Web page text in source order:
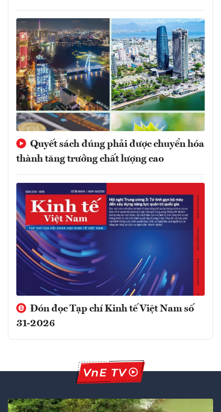
Quyết sách đúng phải được chuyển hóa
thành tăng trưởng chất lượng cao
Đón đọc Tạp chí Kinh tế Việt Nam số
31-2026